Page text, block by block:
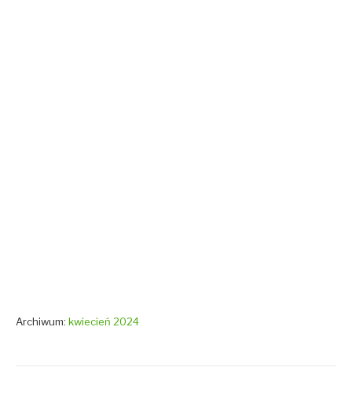
Archiwum: kwiecień 2024